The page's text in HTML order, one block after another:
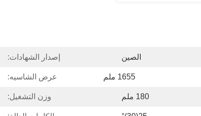
الصين إصدار الشهادات:
1655 ملم عرض الشاسيه:
180 ملم وزن التشغيل: